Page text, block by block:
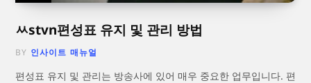
ㅆstvn편성표 유지 및 관리 방법
BY 인사이트 매뉴얼
편성표 유지 및 관리는 방송사에 있어 매우 중요한 업무입니다. 편